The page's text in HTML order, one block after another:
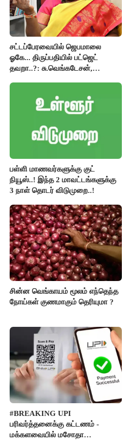
சட்டப்பேரவையில் ஜெபமாலை
ஓகே... திருப்பதியில் பட்ஜெட்
தவறா..?: சு.வெங்கடேசன்,
பள்ளி மாணவர்களுக்கு குட்
நியூஸ்..! இந்த 2 மாவட்டங்களுக்கு
3 நாள் தொடர் விடுமுறை..!
சின்ன வெங்காயம் மூலம் எந்தெந்த
நோய்கள் குணமாகும் தெரியுமா ?
#BREAKING UPI
பரிவர்த்தனைக்கு கட்டணம் -
மக்களவையில் மசோதா